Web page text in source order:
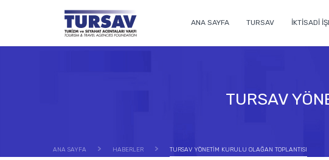
ANA SAYFA TURSAV İKTİSADİ
TURSAV
ANA SAYFA HABERLER TURSAV YÖNETİM KURULU OLAĞAN TOPLANTISI